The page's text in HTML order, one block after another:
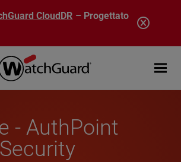
CloudDR – Progettato
Open
- AuthPoint